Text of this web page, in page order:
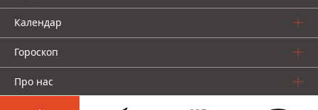
Календар
Гороскоп
Про нас